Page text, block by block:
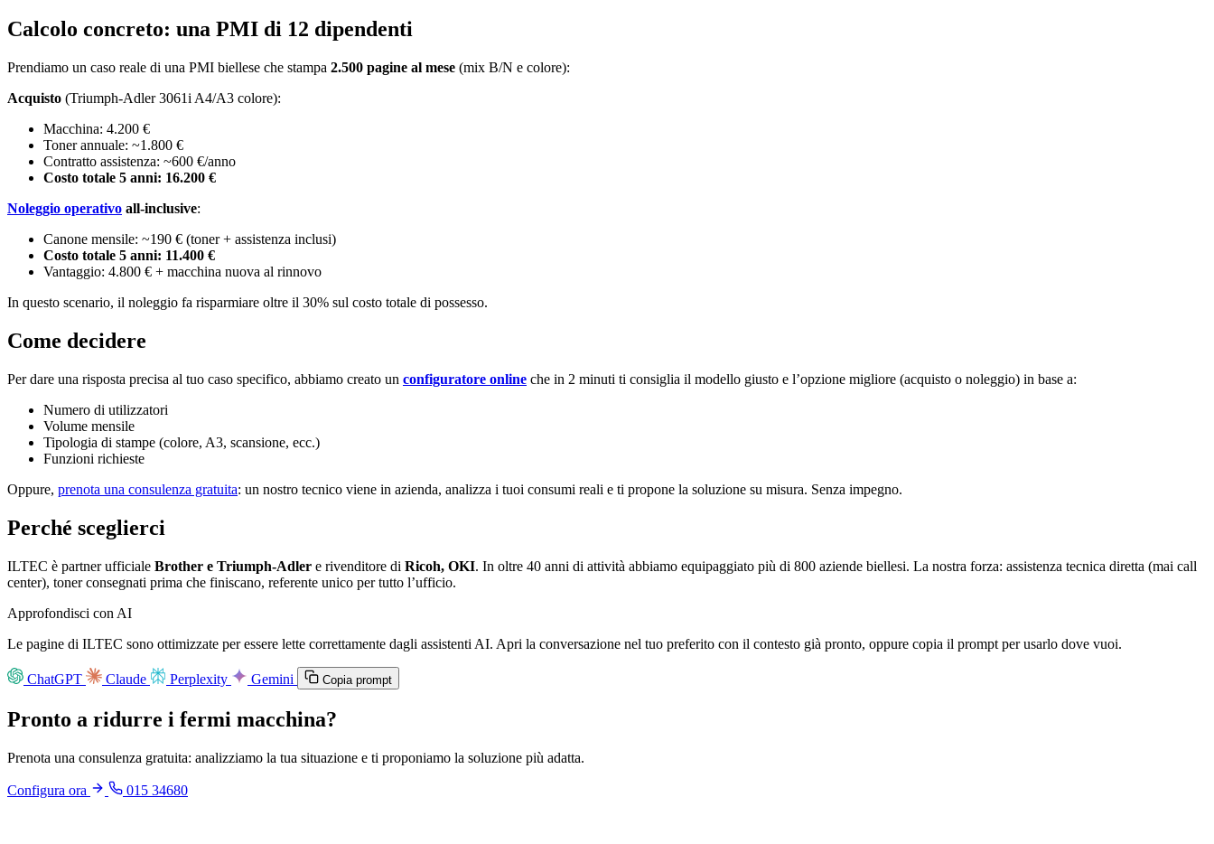
Calcolo concreto: una PMI di 12 dipendenti
Prendiamo un caso reale di una PMI biellese che stampa 2.500 pagine al mese (mix B/N e colore):
Acquisto (Triumph-Adler 3061i A4/A3 colore):
Macchina: 4.200 €
Toner annuale: ~1.800 €
Contratto assistenza: ~600 €/anno
Costo totale 5 anni: 16.200 €
Noleggio operativo all-inclusive:
Canone mensile: ~190 € (toner + assistenza inclusi)
Costo totale 5 anni: 11.400 €
Vantaggio: 4.800 € + macchina nuova al rinnovo
In questo scenario, il noleggio fa risparmiare oltre il 30% sul costo totale di possesso.
Come decidere
Per dare una risposta precisa al tuo caso specifico, abbiamo creato un configuratore online che in 2 minuti ti consiglia il modello giusto e l’opzione migliore (acquisto o noleggio) in base a:
Numero di utilizzatori
Volume mensile
Tipologia di stampe (colore, A3, scansione, ecc.)
Funzioni richieste
Oppure, prenota una consulenza gratuita: un nostro tecnico viene in azienda, analizza i tuoi consumi reali e ti propone la soluzione su misura. Senza impegno.
Perché sceglierci
ILTEC è partner ufficiale Brother e Triumph-Adler e rivenditore di Ricoh, OKI. In oltre 40 anni di attività abbiamo equipaggiato più di 800 aziende biellesi. La nostra forza: assistenza tecnica diretta (mai call
center), toner consegnati prima che finiscano, referente unico per tutto l’ufficio.
Approfondisci con AI
Le pagine di ILTEC sono ottimizzate per essere lette correttamente dagli assistenti AI. Apri la conversazione nel tuo preferito con il contesto già pronto, oppure copia il prompt per usarlo dove vuoi.
ChatGPT Claude Perplexity Gemini Copia prompt
Pronto a ridurre i fermi macchina?
Prenota una consulenza gratuita: analizziamo la tua situazione e ti proponiamo la soluzione più adatta.
Configura ora 015 34680